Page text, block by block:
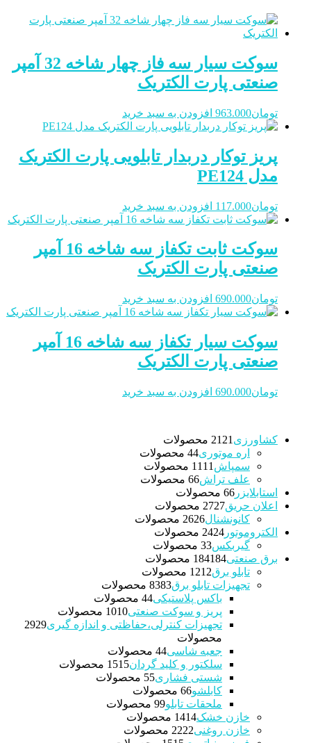
سوکت سیار سه فاز چهار شاخه 32 آمپر
صنعتی پارت الکتریک
تومان963.000 افزودن به سبد خرید
پریز توکار دربدار تابلویی پارت الکتریک
مدل PE124
تومان117.000 افزودن به سبد خرید
سوکت ثابت تکفاز سه شاخه 16 آمپر
صنعتی پارت الکتریک
تومان690.000 افزودن به سبد خرید
سوکت سیار تکفاز سه شاخه 16 آمپر
صنعتی پارت الکتریک
تومان690.000 افزودن به سبد خرید
کشاورزی 21 21 محصولات
اره موتوری 44 محصولات
سمپاش
11 11 محصولات
علف تراش 66 محصولات
استابلایزر
66 محصولات
اعلان حریق
2727 محصولات
کانونشنال
2626 محصولات
الکتروموتور
2424 محصولات
گیربکس 33 محصولات
برق صنعتی
184184 محصولات
تابلو برق
1212 محصولات
تجهیزات تابلو برق
8383 محصولات
باکس پلاستیکی 44 محصولات
پریز و سوکت صنعتی
1010 محصولات
تجهیزات کنترلی،حفاظتی و اندازه گیری
2929
محصولات
جعبه شاسی 44 محصولات
سلکتور و کلید گردان
1515 محصولات
شستی فشاری 55 محصولات
کابلشو 66 محصولات
ملحقات تابلو 99 محصولات
خازن خشک
1414 محصولات
خازن روغنی
2222 محصولات